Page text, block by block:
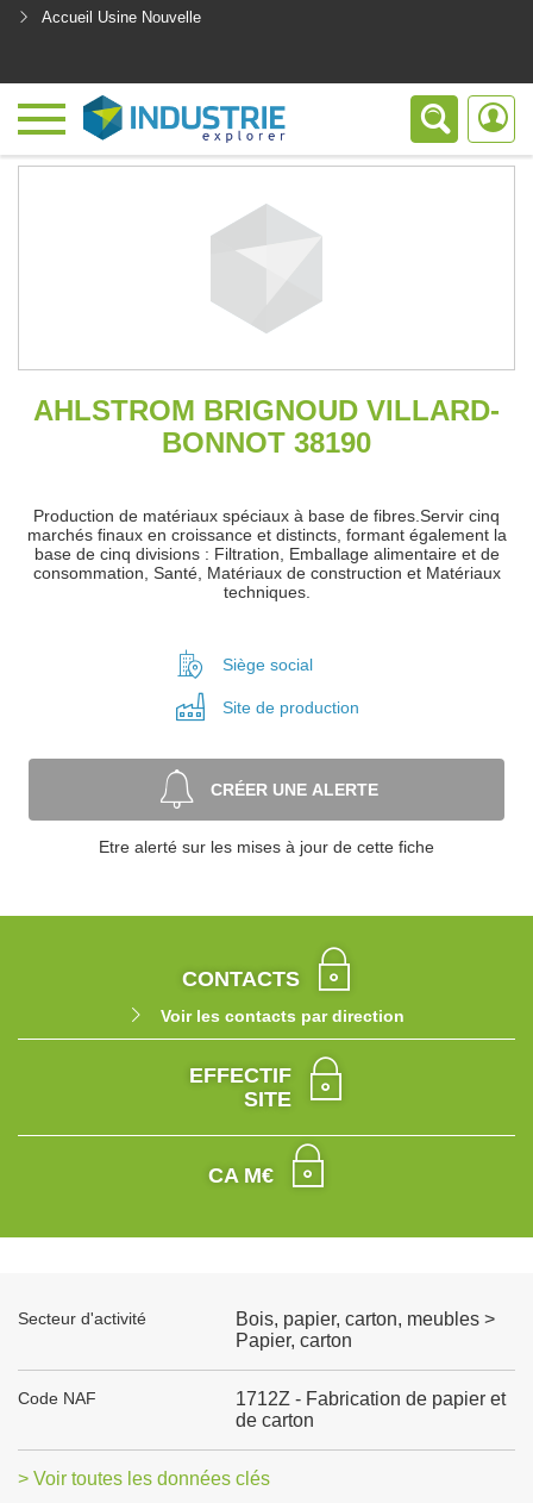
Accueil Usine Nouvelle
AHLSTROM BRIGNOUD VILLARD-
BONNOT 38190
Production de matériaux spéciaux à base de fibres.Servir cinq
marchés finaux en croissance et distincts, formant également la
base de cinq divisions : Filtration, Emballage alimentaire et de
consommation, Santé, Matériaux de construction et Matériaux
techniques.
Siège social
Site de production
CRÉER UNE ALERTE
Etre alerté sur les mises à jour de cette fiche
CONTACTS
Voir les contacts par direction
EFFECTIF
SITE
CA M€
Secteur d'activité
Bois, papier, carton, meubles >
Papier, carton
Code NAF
1712Z - Fabrication de papier et
de carton
> Voir toutes les données clés